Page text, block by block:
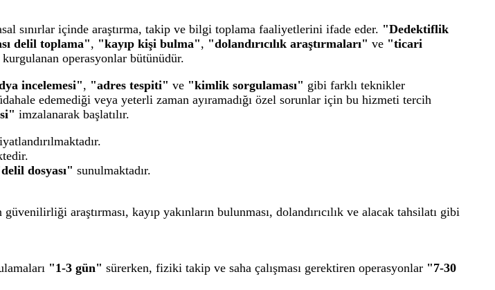
sınırlar içinde araştırma, takip ve bilgi toplama faaliyetlerini ifade eder. "Dedektiflik
delil toplama", "kayıp kişi bulma", "dolandırıcılık araştırmaları" ve "ticari
operasyonlar bütünüdür.
incelemesi", "adres tespiti" ve "kimlik sorgulaması" gibi farklı teknikler
edemediği veya yeterli zaman ayıramadığı özel sorunlar için bu hizmeti tercih
imzalanarak başlatılır.
dosyası" sunulmaktadır.
araştırması, kayıp yakınların bulunması, dolandırıcılık ve alacak tahsilatı gibi
"1-3 gün" sürerken, fiziki takip ve saha çalışması gerektiren operasyonlar "7-30